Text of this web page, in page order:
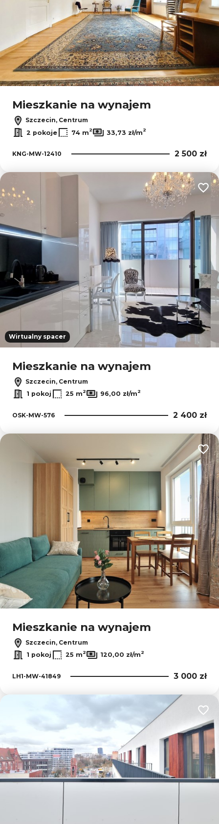
Mieszkanie na wynajem
Szczecin, Centrum
2 pokoje
74 m2 33,73 zł/m2
KNG-MW-12410 2 500 zł
Wirtualny spacer
Mieszkanie na wynajem
Szczecin, Centrum
1 pokoj
25 m2 96,00 zł/m2
OSK-MW-576 2 400 zł
Mieszkanie na wynajem
Szczecin, Centrum
1 pokoj
25 m2 120,00 zł/m2
LH1-MW-41849 3 000 zł